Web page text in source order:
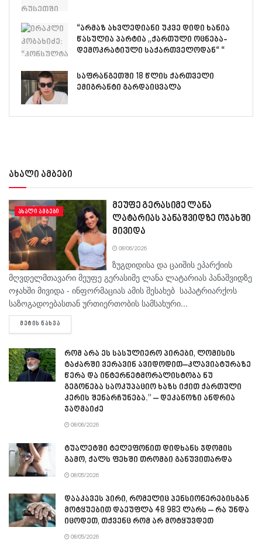
“არმაზ ახვლედიანი უკვე დიდი ხანია
წასულია პარტია „ქართული ოცნება-
დემოკრატიული საქართველოდან“ “
საფრანგეთში 18 წლის ქართველი
ემიგრანტი გარდაიცვალა
ახალი ამბები
ᲐᲮᲐᲚᲘ ᲐᲛᲑᲔᲑᲘ
მეუფე გერასიმე ლანა
ლატარიას პანაშვიდზე ოჯახში
მივიდა
08/06/2026
ზუგდიდისა და ცაიშის ეპარქიის
მღვდელმთავარი მეუფე გერასიმე ლანა ლატარიას პანაშვიდზე
ოჯახში მივიდა - ინფორმაციას ამის შესახებ საპატრიარქოს
საზოგადოებასთან ურთიერთობის სამსახური...
ᲛᲔᲢᲘᲡ ᲜᲐᲮᲕᲐ
რომ არა ეს სასულიერო პირები, ლომისის
ტაძარში ვერავინ ავიდოდით–კლავიატურაზე
წერა და ინტერნეტმორალისტობა ნუ
გეგონება საოკუპაციო ხაზს იქით ქართული
კერის შენარჩუნება.” – დეკანოზი ანდრია
ჯაღმაიძე
08/06/2026
ტუალეტში ტელეფონით დიდხანს ჯდომის
გამო, ქალს ფეხში თრომბი განუვითარდა
08/05/2026
დააკავეს პირი, რომელიც პენსიონერებისგან
მოტყუებით დაეუფლა 48 983 ლარს – რა უნდა
იცოდეთ, თქვენც რომ არ მოტყუვდეთ
08/05/2026